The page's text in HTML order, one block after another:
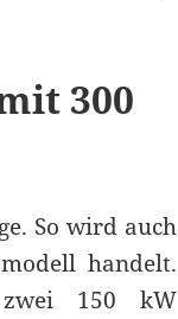
300
So wird auch
handelt.
150 kW